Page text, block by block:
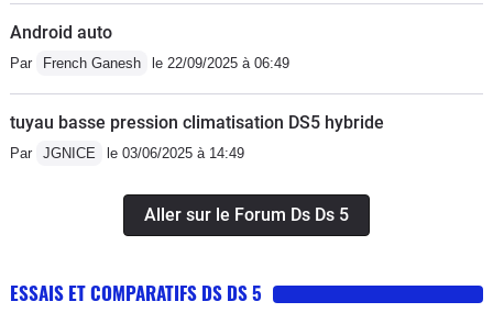
Android auto
Par French Ganesh le 22/09/2025 à 06:49
tuyau basse pression climatisation DS5 hybride
Par JGNICE le 03/06/2025 à 14:49
Aller sur le Forum Ds Ds 5
ESSAIS ET COMPARATIFS DS DS 5